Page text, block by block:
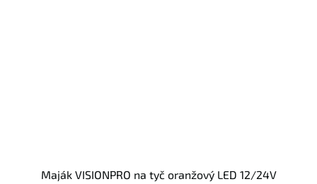
Maják VISIONPRO na tyč oranžový LED 12/24V